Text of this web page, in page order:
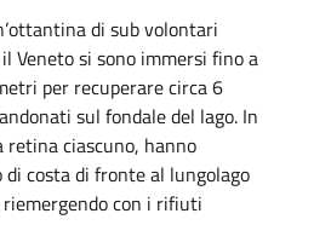
di sub volontari
Veneto si sono immersi fino a
per recuperare circa 6
sul fondale del lago. In
ciascuno, hanno
costa di fronte al lungolago
con i rifiuti